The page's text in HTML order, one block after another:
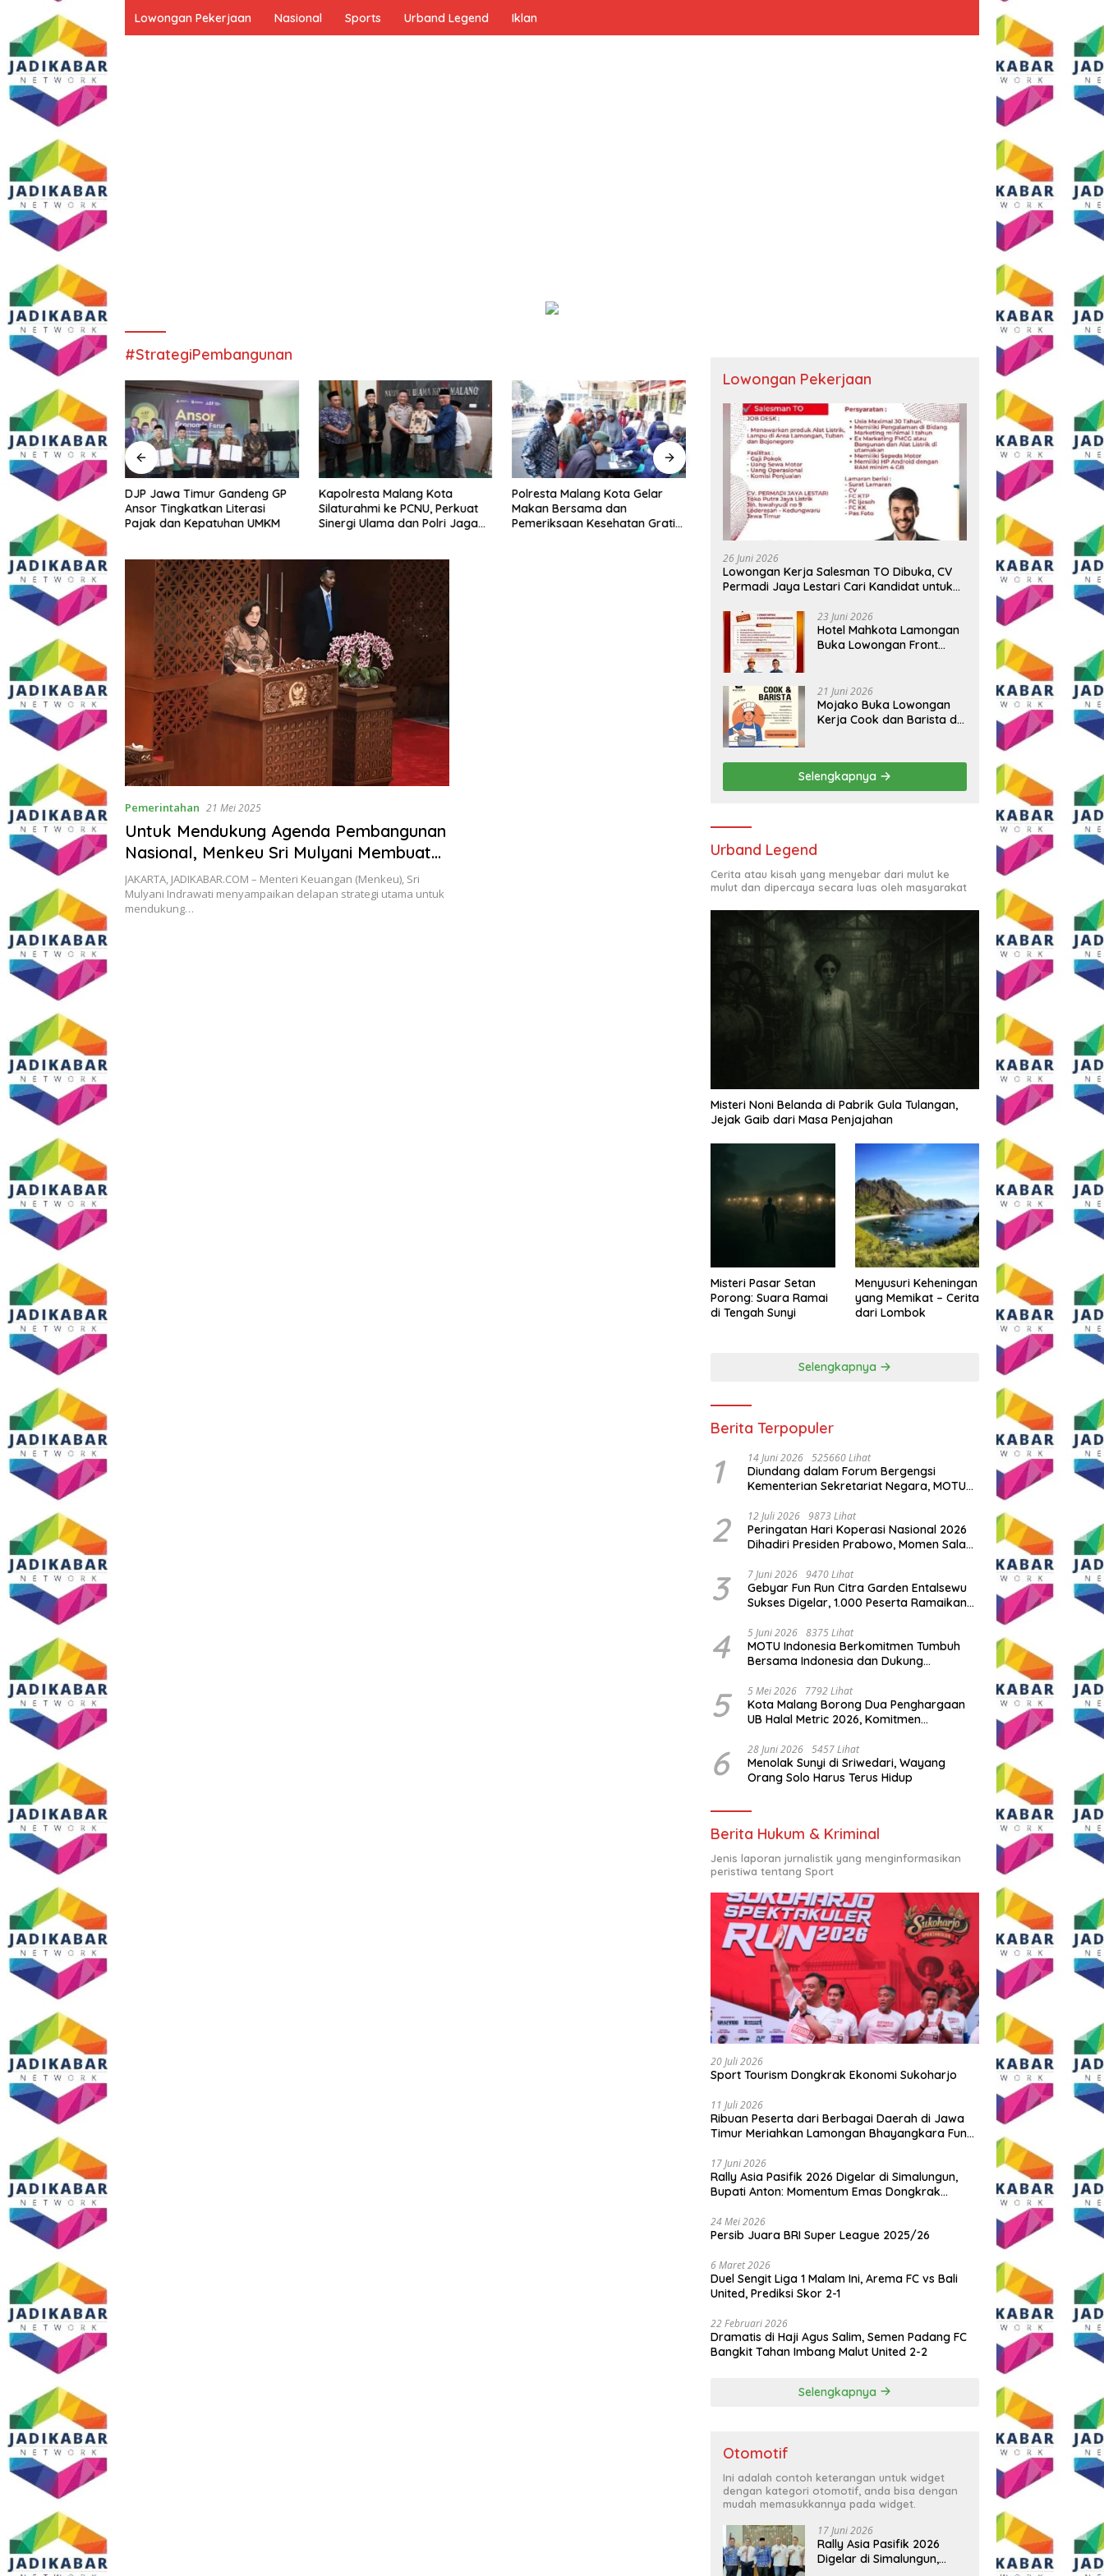
Lowongan Pekerjaan Nasional Sports Urband Legend Iklan
#StrategiPembangunan
Bakal
Gratis? Ini Hasil
DJP Jawa Timur Gandeng GP
Ansor Tingkatkan Literasi
Pajak dan Kepatuhan UMKM
Kapolresta Malang Kota
Silaturahmi ke PCNU, Perkuat
Sinergi Ulama dan Polri Jaga
Polresta Malang Kota Gelar
Makan Bersama dan
Pemeriksaan Kesehatan Gratis,
Pengungkapan 17 Kasus, Polres
Malang Ringkus Tiga Pelaku
Pencurian Baterai Tower
Telekomunikasi
Semangat HUT ke-81 RI, AKP
Adik Agus Putrawan:
Kemerdekaan Harus Dijaga
dengan Integritas dan Perang
Pemerintahan 21 Mei 2025
Untuk Mendukung Agenda Pembangunan
Nasional, Menkeu Sri Mulyani Membuat
Delapan Srategi
JAKARTA, JADIKABAR.COM – Menteri Keuangan (Menkeu), Sri
Mulyani Indrawati menyampaikan delapan strategi utama untuk
mendukung…
Lowongan Pekerjaan
26 Juni 2026
Lowongan Kerja Salesman TO Dibuka, CV
Permadi Jaya Lestari Cari Kandidat untuk
23 Juni 2026
Hotel Mahkota Lamongan
Buka Lowongan Front
Syaratnya
21 Juni 2026
Mojako Buka Lowongan
Kerja Cook dan Barista di
Selengkapnya
Urband Legend
Cerita atau kisah yang menyebar dari mulut ke
mulut dan dipercaya secara luas oleh masyarakat
Misteri Noni Belanda di Pabrik Gula Tulangan,
Jejak Gaib dari Masa Penjajahan
Misteri Pasar Setan
Porong: Suara Ramai
di Tengah Sunyi
Menyusuri Keheningan
yang Memikat – Cerita
dari Lombok
Selengkapnya
Berita Terpopuler
1 14 Juni 2026 525660 Lihat
Diundang dalam Forum Bergengsi
Kementerian Sekretariat Negara, MOTU
Indonesia
2 12 Juli 2026 9873 Lihat
Peringatan Hari Koperasi Nasional 2026
Dihadiri Presiden Prabowo, Momen Salam
3 7 Juni 2026 9470 Lihat
Gebyar Fun Run Citra Garden Entalsewu
Sukses Digelar, 1.000 Peserta Ramaikan
4 5 Juni 2026 8375 Lihat
MOTU Indonesia Berkomitmen Tumbuh
Bersama Indonesia dan Dukung
5 5 Mei 2026 7792 Lihat
Kota Malang Borong Dua Penghargaan
UB Halal Metric 2026, Komitmen
6 28 Juni 2026 5457 Lihat
Menolak Sunyi di Sriwedari, Wayang
Orang Solo Harus Terus Hidup
Berita Hukum & Kriminal
Jenis laporan jurnalistik yang menginformasikan
peristiwa tentang Sport
20 Juli 2026
Sport Tourism Dongkrak Ekonomi Sukoharjo
11 Juli 2026
Ribuan Peserta dari Berbagai Daerah di Jawa
Timur Meriahkan Lamongan Bhayangkara Fun
17 Juni 2026
Rally Asia Pasifik 2026 Digelar di Simalungun,
Bupati Anton: Momentum Emas Dongkrak
24 Mei 2026
Persib Juara BRI Super League 2025/26
6 Maret 2026
Duel Sengit Liga 1 Malam Ini, Arema FC vs Bali
United, Prediksi Skor 2-1
22 Februari 2026
Dramatis di Haji Agus Salim, Semen Padang FC
Bangkit Tahan Imbang Malut United 2-2
Selengkapnya
Otomotif
Ini adalah contoh keterangan untuk widget
dengan kategori otomotif, anda bisa dengan
mudah memasukkannya pada widget.
17 Juni 2026
Rally Asia Pasifik 2026
Digelar di Simalungun,